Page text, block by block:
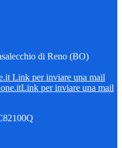
di Reno (BO)
Link per inviare una mail
Link per inviare una mail